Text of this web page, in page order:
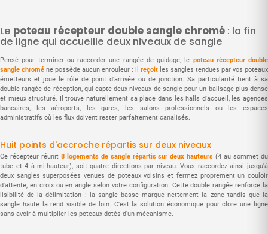
Le poteau récepteur double sangle chromé : la fin
de ligne qui accueille deux niveaux de sangle
Pensé pour terminer ou raccorder une rangée de guidage, le poteau récepteur double
sangle chromé ne possède aucun enrouleur : il reçoit les sangles tendues par vos poteaux
émetteurs et joue le rôle de point d'arrivée ou de jonction. Sa particularité tient à sa
double rangée de réception, qui capte deux niveaux de sangle pour un balisage plus dense
et mieux structuré. Il trouve naturellement sa place dans les halls d'accueil, les agences
bancaires, les aéroports, les gares, les salons professionnels ou les espaces
administratifs où les flux doivent rester parfaitement canalisés.
Huit points d'accroche répartis sur deux niveaux
Ce récepteur réunit 8 logements de sangle répartis sur deux hauteurs (4 au sommet du
tube et 4 à mi-hauteur), soit quatre directions par niveau. Vous raccordez ainsi jusqu'à
deux sangles superposées venues de poteaux voisins et fermez proprement un couloir
d'attente, en croix ou en angle selon votre configuration. Cette double rangée renforce la
lisibilité de la délimitation : la sangle basse marque nettement la zone tandis que la
sangle haute la rend visible de loin. C'est la solution économique pour clore une ligne
sans avoir à multiplier les poteaux dotés d'un mécanisme.